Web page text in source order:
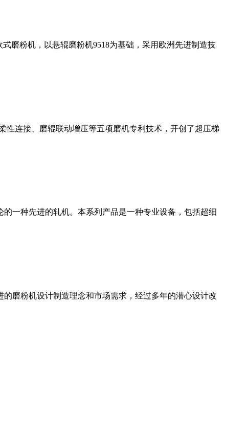
磨粉机，以悬辊磨粉机9518为基础，采用欧洲先进制造技
性连接、磨辊联动增压等五项磨机专利技术，开创了超压梯
一种先进的轧机。本系列产品是一种专业设备，包括超细
磨粉机设计制造理念和市场需求，经过多年的潜心设计改